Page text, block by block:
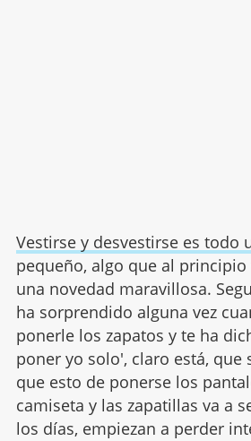
Vestirse y desvestirse es todo
pequeño, algo que al principio
una novedad maravillosa.
ha sorprendido alguna vez
ponerle los zapatos y te ha
poner yo solo', claro está, que
que esto de ponerse los
camiseta y las zapatillas va a
los días, empiezan a perder